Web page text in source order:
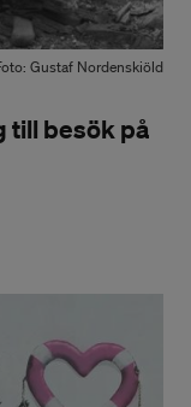
Gustaf Nordenskiöld
till besök på